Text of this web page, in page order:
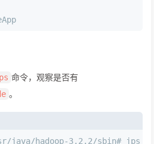
命令，观察是否有
。
java/hadoop-3.2.2/sbin# jps